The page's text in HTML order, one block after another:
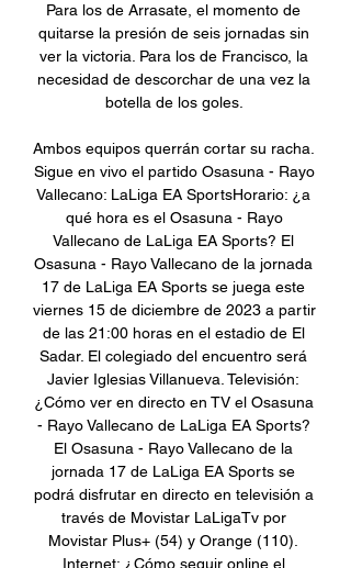
Para los de Arrasate, el momento de
quitarse la presión de seis jornadas sin
ver la victoria. Para los de Francisco, la
necesidad de descorchar de una vez la
botella de los goles.
Ambos equipos querrán cortar su racha.
Sigue en vivo el partido Osasuna - Rayo
Vallecano: LaLiga EA SportsHorario: ¿a
qué hora es el Osasuna - Rayo
Vallecano de LaLiga EA Sports? El
Osasuna - Rayo Vallecano de la jornada
17 de LaLiga EA Sports se juega este
viernes 15 de diciembre de 2023 a partir
de las 21:00 horas en el estadio de El
Sadar. El colegiado del encuentro será
Javier Iglesias Villanueva. Televisión:
¿Cómo ver en directo en TV el Osasuna
- Rayo Vallecano de LaLiga EA Sports?
El Osasuna - Rayo Vallecano de la
jornada 17 de LaLiga EA Sports se
podrá disfrutar en directo en televisión a
través de Movistar LaLigaTv por
Movistar Plus+ (54) y Orange (110).
Internet: ¿Cómo seguir online el